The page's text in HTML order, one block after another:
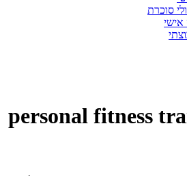
סוכרת
אישי
personal fitness